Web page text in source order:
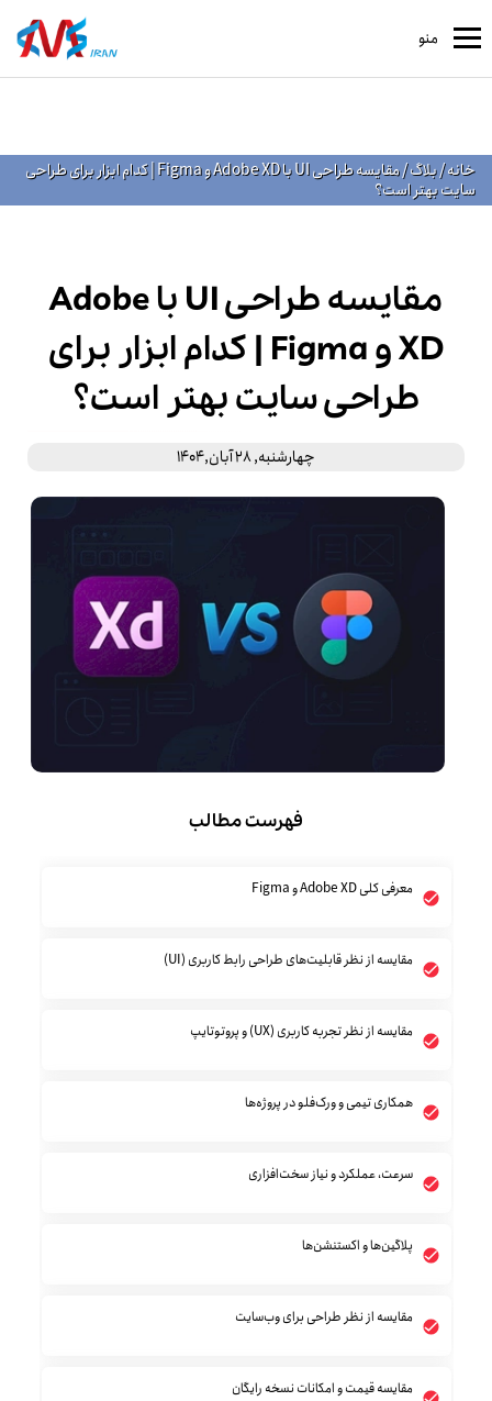
منو
خانه/بلاگ/
مقایسه طراحی UI با Adobe XD و Figma | کدام ابزار برای طراحی
سایت بهتر است؟
مقایسه طراحی UI با Adobe
XD و Figma | کدام ابزار برای
طراحی سایت بهتر است؟
چهارشنبه, 28 آبان,1404
فهرست مطالب
معرفی کلی Adobe XD و Figma
مقایسه از نظر قابلیت‌های طراحی رابط کاربری (UI)
مقایسه از نظر تجربه کاربری (UX) و پروتوتایپ
همکاری تیمی و ورک‌فلو در پروژه‌ها
سرعت، عملکرد و نیاز سخت‌افزاری
پلاگین‌ها و اکستنشن‌ها
مقایسه از نظر طراحی برای وب‌سایت
مقایسه قیمت و امکانات نسخه رایگان